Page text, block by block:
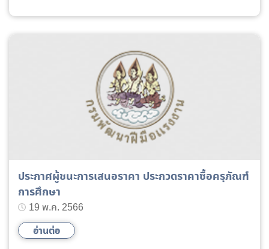
ประกาศผู้ชนะการเสนอราคา ประกวดราคาซื้อครุภัณฑ์
การศึกษา
19 พ.ค. 2566
อ่านต่อ